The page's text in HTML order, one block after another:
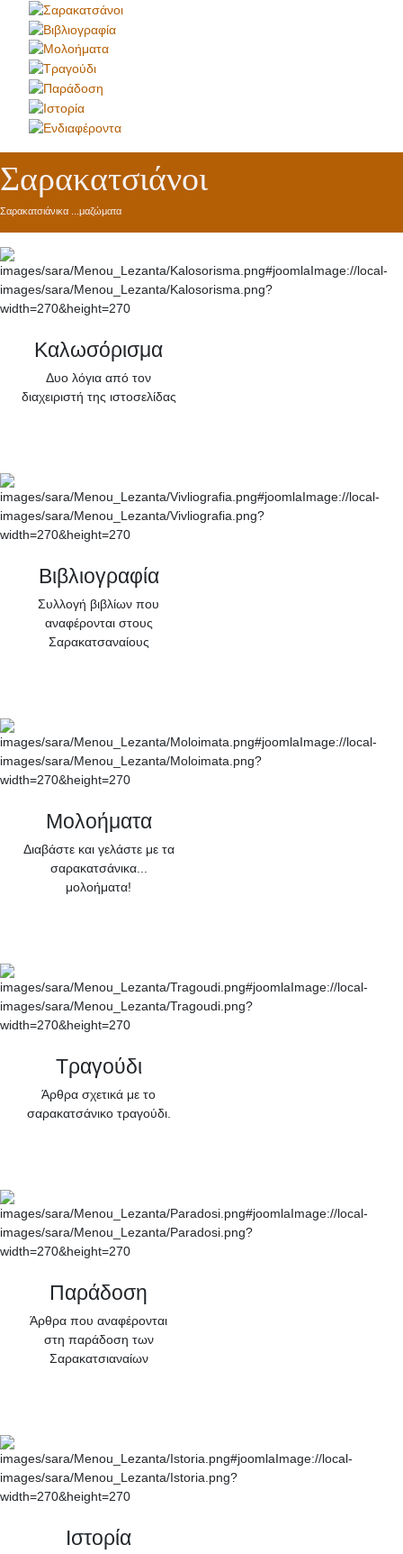
Σαρακατσιάνοι
Σαρακατσιάνικα ...μαζώματα
Καλωσόρισμα
Δυο λόγια από τον
διαχειριστή της ιστοσελίδας
Βιβλιογραφία
Συλλογή βιβλίων που
αναφέρονται στους
Σαρακατσαναίους
Μολοήματα
Διαβάστε και γελάστε με τα
σαρακατσάνικα...
μολοήματα!
Τραγούδι
Άρθρα σχετικά με το
σαρακατσάνικο τραγούδι.
Παράδοση
Άρθρα που αναφέρονται
στη παράδοση των
Σαρακατσιαναίων
Ιστορία